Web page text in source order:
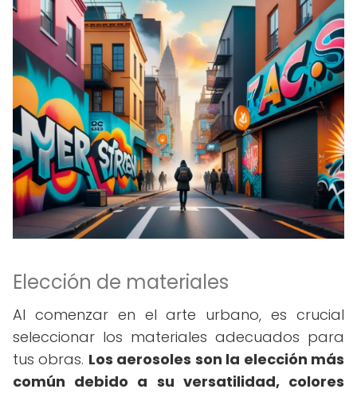
Elección de materiales
Al comenzar en el arte urbano, es crucial
seleccionar los materiales adecuados para
tus obras. Los aerosoles son la elección más
común debido a su versatilidad, colores